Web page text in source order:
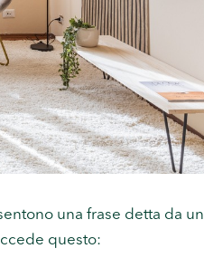
una frase detta da un
questo: